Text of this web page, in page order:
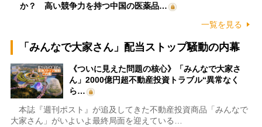
か？ 高い競争力を持つ中国の医薬品…
一覧を見る
「みんなで大家さん」配当ストップ騒動の内幕
《ついに見えた問題の核心》「みんなで大家さ
ん」2000億円超不動産投資トラブル“異常なく
ら…
本誌『週刊ポスト』が追及してきた不動産投資商品「みんなで
大家さん」がいよいよ最終局面を迎えている…